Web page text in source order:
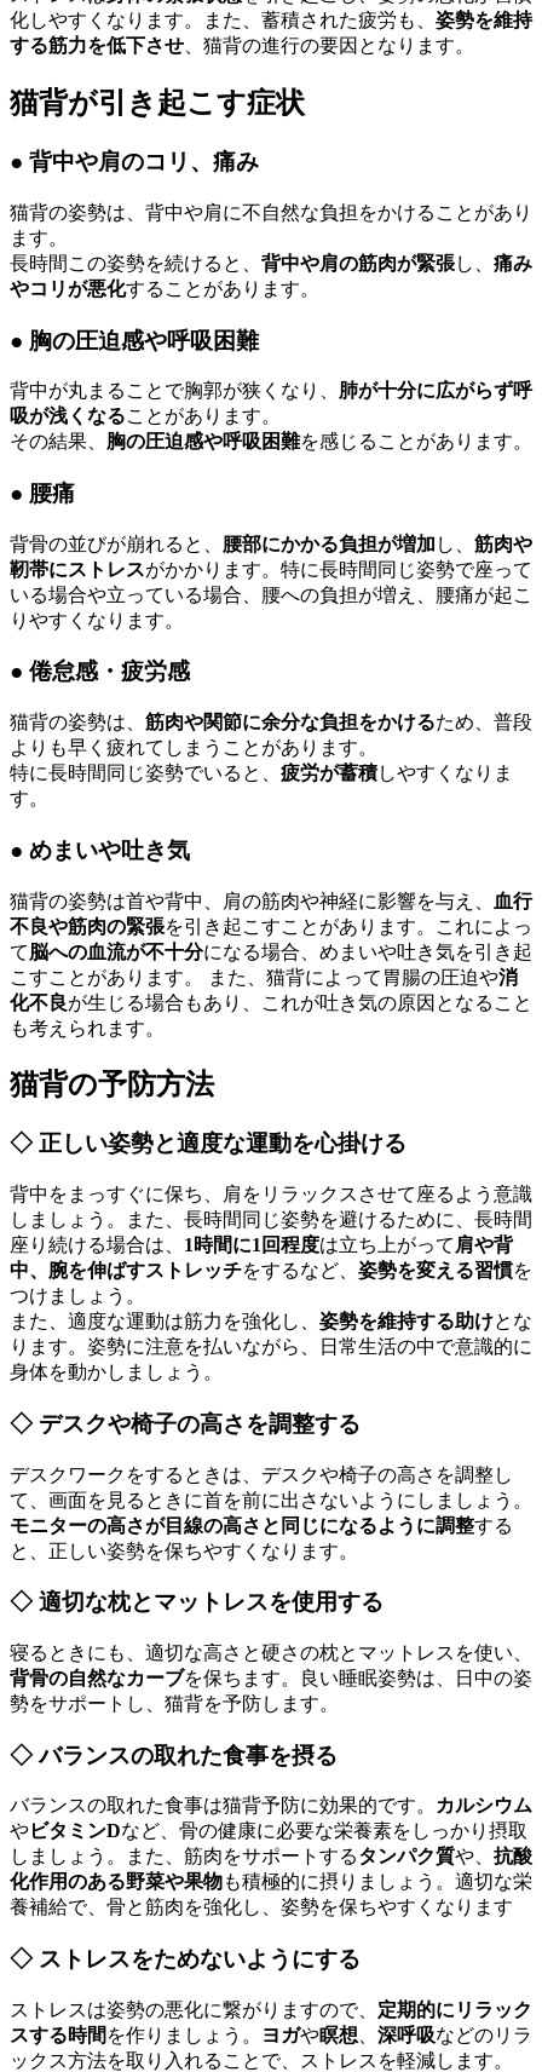
化しやすくなります。また、蓄積された疲労も、 姿勢を維持
する筋力を低下させ 、猫背の進行の要因となります。
猫背が引き起こす症状
● 背中や肩のコリ、痛み
猫背の姿勢は、背中や肩に不自然な負担をかけることがあり
ます。
長時間この姿勢を続けると、 背中や肩の筋肉が緊張し、 痛み
やコリが悪化することがあります。
● 胸の圧迫感や呼吸困難
背中が丸まることで胸郭が狭くなり、 肺が十分に広がらず呼
吸が浅くなることがあります。
その結果、 胸の圧迫感や呼吸困難を感じることがあります。
● 腰痛
背骨の並びが崩れると、 腰部にかかる負担が増加 し、 筋肉や
靭帯にストレスがかかります。特に長時間同じ姿勢で座って
いる場合や立っている場合、腰への負担が増え、腰痛が起こ
りやすくなります。
● 倦怠感・疲労感
猫背の姿勢は、 筋肉や関節に余分な負担をかけるため、普段
よりも早く疲れてしまうことがあります。
特に長時間同じ姿勢でいると、 疲労が蓄積しやすくなりま
す。
● めまいや吐き気
猫背の姿勢は首や背中、肩の筋肉や神経に影響を与え、
血行
不良や筋肉の緊張を引き起こすことがあります。これによっ
て脳への血流が不十分になる場合、めまいや吐き気を引き起
こすことがあります。 また、猫背によって胃腸の圧迫や消
化不良が生じる場合もあり、これが吐き気の原因となること
も考えられます。
猫背の予防方法
◇ 正しい姿勢と適度な運動を心掛ける
背中をまっすぐに保ち、肩をリラックスさせて座るよう意識
しましょう。また、長時間同じ姿勢を避けるために、長時間
座り続ける場合は、 1時間に1回程度は立ち上がって 肩や背
中、腕を伸ばすストレッチをするなど、 姿勢を変える習慣を
つけましょう。
また、適度な運動は筋力を強化し、 姿勢を維持する助けとな
ります。姿勢に注意を払いながら、日常生活の中で意識的に
身体を動かしましょう。
◇ デスクや椅子の高さを調整する
デスクワークをするときは、デスクや椅子の高さを調整し
て、画面を見るときに首を前に出さないようにしましょう。
モニターの高さが目線の高さと同じになるように調整する
と、正しい姿勢を保ちやすくなります。
◇ 適切な枕とマットレスを使用する
寝るときにも、適切な高さと硬さの枕とマットレスを使い、
背骨の自然なカーブを保ちます。良い睡眠姿勢は、日中の姿
勢をサポートし、猫背を予防します。
◇ バランスの取れた食事を摂る
バランスの取れた食事は猫背予防に効果的です。 カルシウム
やビタミンDなど、骨の健康に必要な栄養素をしっかり摂取
しましょう。また、筋肉をサポートするタンパク質や、 抗酸
化作用のある野菜や果物も積極的に摂りましょう。適切な栄
養補給で、骨と筋肉を強化し、姿勢を保ちやすくなります
◇ ストレスをためないようにする
ストレスは姿勢の悪化に繋がりますので、 定期的にリラック
スする時間 を作りましょう。 ヨガや瞑想 深呼吸などのリラ
ックス方法を取り入れることで、ストレスを軽減します。